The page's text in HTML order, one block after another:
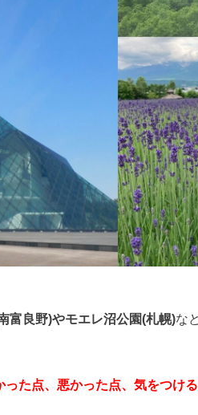
富良野)やモエレ沼公園(札幌)な
った点、悪かった点、気をつけ